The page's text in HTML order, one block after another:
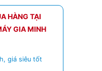
HÀNG TẠI
GIA MINH
giá siêu tốt